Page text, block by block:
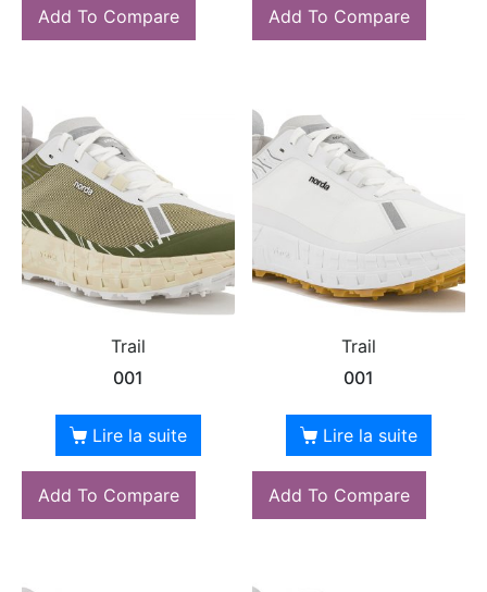
Add To Compare Add To Compare
Trail
001
Lire la suite
Add To Compare
Trail
001
Lire la suite
Add To Compare